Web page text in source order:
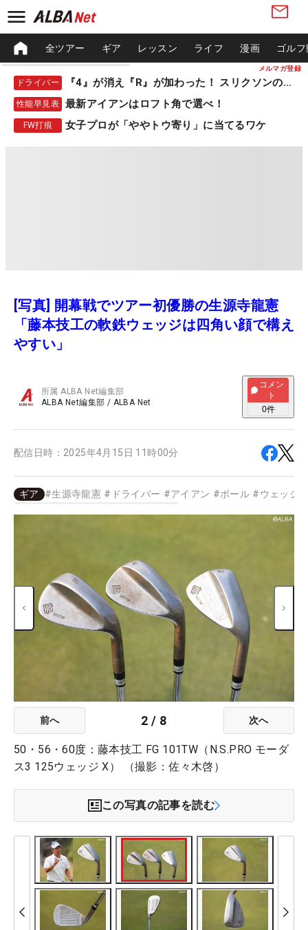
メルマガ登録
全ツアー ギア レッスン ライフ 漫画 ゴル
ドライバー 『4』が消え『R』が加わった！ スリクソンの新作
性能早見表 最新アイアンはロフト角で選べ！
FW打痕 女子プロが「ややトウ寄り」に当てるワケ
[写真] 開幕戦でツアー初優勝の生源寺龍憲
「藤本技工の軟鉄ウェッジは四角い顔で構え
やすい」
所属ALBA Net編集部
ALBA Net編集部 / ALBA Net
コメン
ト
0件
配信日時： 2025年4月15日 11時00分
ギア #生源寺龍憲 # ドライバー #アイアン #ボール #ウェッジ
前へ 2 / 8 次へ
50・56・60度：藤本技工 FG 101TW（N.S.PRO モーダ
ス3 125ウェッジ X） （撮影：佐々木啓）
この写真の記事を読む